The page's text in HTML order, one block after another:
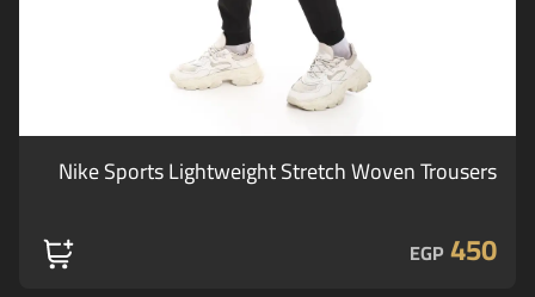
Nike Sports Lightweight Stretch Woven Trousers
450
EGP